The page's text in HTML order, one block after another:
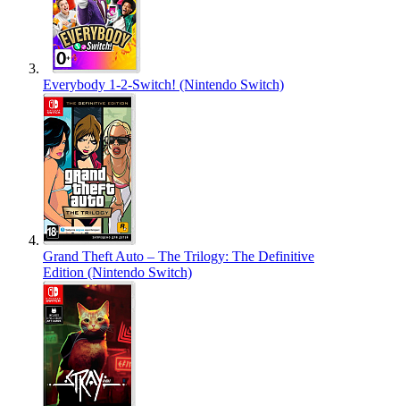
Everybody 1-2-Switch! (Nintendo Switch)
Grand Theft Auto – The Trilogy: The Definitive
Edition (Nintendo Switch)